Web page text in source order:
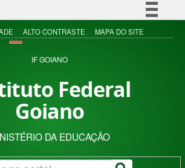
Simplifique!
Acesso à informação
ALTO CONTRASTE MAPA DO SITE
IF GOIANO
Federal
Goiano
DA EDUCAÇÃO